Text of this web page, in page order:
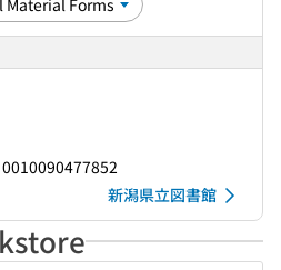
0010090477852
新潟県立図書館